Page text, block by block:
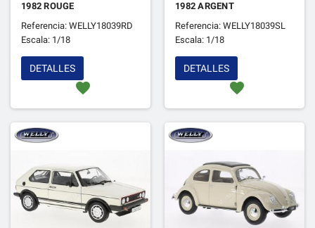
1982 ROUGE
Referencia: WELLY18039RD
Escala: 1/18
favorite
DETALLES
1982 ARGENT
Referencia: WELLY18039SL
Escala: 1/18
favorite
DETALLES